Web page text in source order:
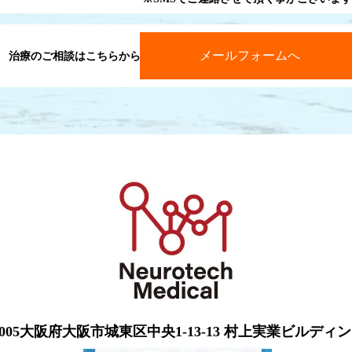
治療のご相談はこちらから メールフォームへ
大阪府大阪市城東区中央1-13-13 村上実業ビルディ